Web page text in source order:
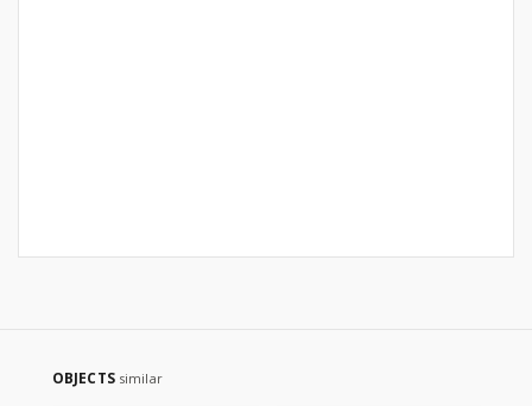
OBJECTS similar